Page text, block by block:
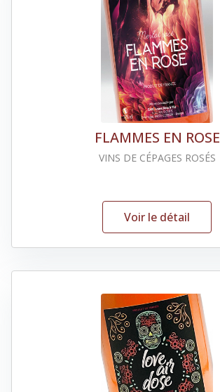
FLAMMES EN ROSE
VINS DE CÉPAGES ROSÉS
Voir le détail